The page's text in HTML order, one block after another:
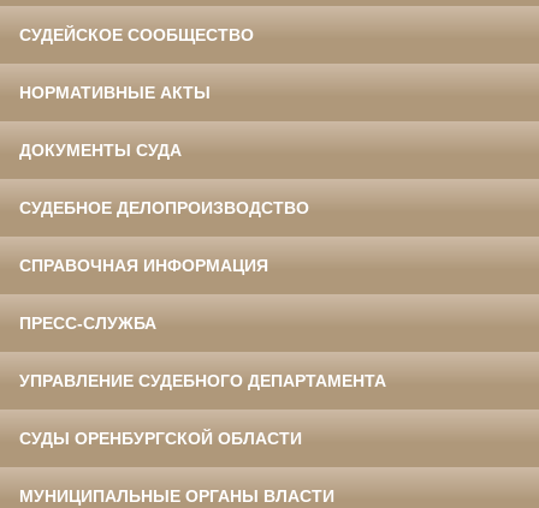
СУДЕЙСКОЕ СООБЩЕСТВО
НОРМАТИВНЫЕ АКТЫ
ДОКУМЕНТЫ СУДА
СУДЕБНОЕ ДЕЛОПРОИЗВОДСТВО
СПРАВОЧНАЯ ИНФОРМАЦИЯ
ПРЕСС-СЛУЖБА
УПРАВЛЕНИЕ СУДЕБНОГО ДЕПАРТАМЕНТА
СУДЫ ОРЕНБУРГСКОЙ ОБЛАСТИ
МУНИЦИПАЛЬНЫЕ ОРГАНЫ ВЛАСТИ